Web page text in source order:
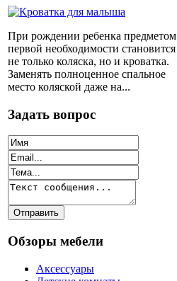
При рождении ребенка предметом
первой необходимости становится
не только коляска, но и кроватка.
Заменять полноценное спальное
место коляской даже на...
Задать вопрос
Обзоры мебели
Аксессуары